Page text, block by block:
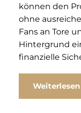
können den
ohne
Fans an Tore
Hintergrund
finanzielle
Weiterlesen